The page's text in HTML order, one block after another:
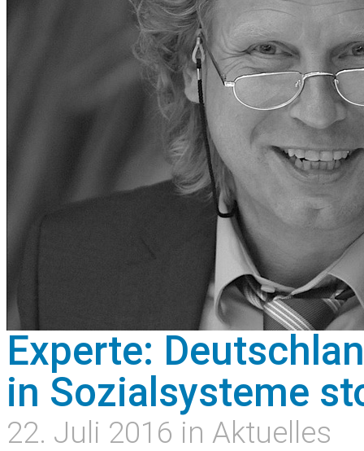
Experte:
in Sozialsysteme
22. Juli 2016 in Aktuelles